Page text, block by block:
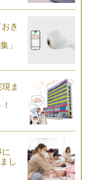
た。無事「絵本
力！
ですか？」って質
いされてますか？
んじゃおう！
著、大友剛訳 と
き
」
ま
し